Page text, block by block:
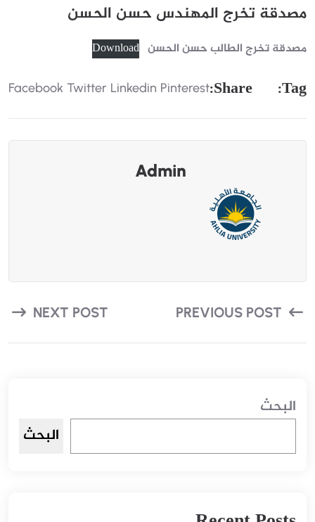
مصدقةتخرج الهندس حسن الحسن
مصدقة تخرج الطالب حسن الحسن Download
TAG
:
SHARE
:
Facebook Twitter Linkedin Pinterest
Admin
NEXT POST
البحث
البحث